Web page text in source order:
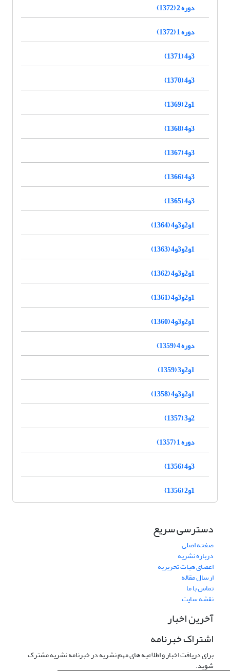
دوره 2 (1372)
دوره 1 (1372)
3و4 (1371)
3و4 (1370)
1و2 (1369)
3و4 (1368)
3و4 (1367)
3و4 (1366)
3و4 (1365)
1و2و3و4 (1364)
1و2و3و4 (1363)
1و2و3و4 (1362)
1و2و3و4 (1361)
1و2و3و4 (1360)
دوره 4 (1359)
1و2و3 (1359)
1و2و3و4 (1358)
2و3 (1357)
دوره 1 (1357)
3و4 (1356)
1و2 (1356)
دسترسی سریع
صفحه اصلی
درباره نشریه
اعضای هیات تحریریه
ارسال مقاله
تماس با ما
نقشه سایت
آخرین اخبار
اشتراک خبرنامه
برای دریافت اخبار و اطلاعیه های مهم نشریه در خبرنامه نشریه مشترک
شوید.